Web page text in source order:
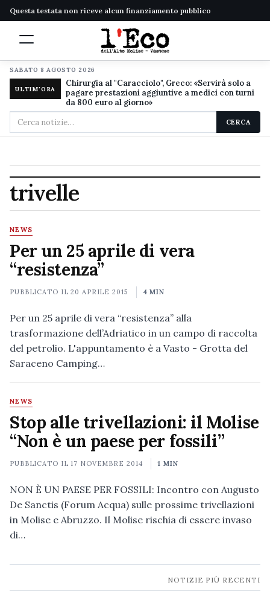
Questa testata non riceve alcun finanziamento pubblico
SABATO 8 AGOSTO 2026
ULTIM'ORA
Chirurgia al "Caracciolo", Greco: «Servirà solo a
pagare prestazioni aggiuntive a medici con turni
da 800 euro al giorno»
Cerca
nel
CERCA
trivelle
NEWS
Per un 25 aprile di vera
“resistenza”
PUBBLICATO IL20 APRILE 2015 4 MIN
Per un 25 aprile di vera “resistenza” alla
trasformazione dell’Adriatico in un campo di raccolta
del petrolio. L'appuntamento è a Vasto - Grotta del
Saraceno Camping…
NEWS
Stop alle trivellazioni: il Molise
“Non è un paese per fossili”
PUBBLICATO IL17 NOVEMBRE 2014 1 MIN
NON È UN PAESE PER FOSSILI: Incontro con Augusto
De Sanctis (Forum Acqua) sulle prossime trivellazioni
in Molise e Abruzzo. Il Molise rischia di essere invaso
di…
NOTIZIE PIÙ RECENTI